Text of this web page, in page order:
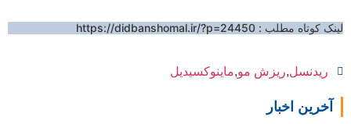
لینک کوتاه مطلب : https://didbanshomal.ir/?p=24450
ریدنسل ,ریزش مو,ماینوکسیدیل
آخرین اخبار